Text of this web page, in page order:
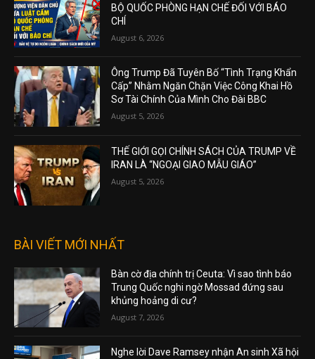
BỘ QUỐC PHÒNG HẠN CHẾ ĐỐI VỚI BÁO
CHÍ
August 6, 2026
Ông Trump Đã Tuyên Bố “Tình Trạng Khẩn
Cấp” Nhằm Ngăn Chặn Việc Công Khai Hồ
Sơ Tài Chính Của Mình Cho Đài BBC
August 5, 2026
THẾ GIỚI GỌI CHÍNH SÁCH CỦA TRUMP VỀ
IRAN LÀ “NGOẠI GIAO MẪU GIÁO”
August 5, 2026
BÀI VIẾT MỚI NHẤT
Bàn cờ địa chính trị Ceuta: Vì sao tình báo
Trung Quốc nghi ngờ Mossad đứng sau
khủng hoảng di cư?
August 7, 2026
Nghe lời Dave Ramsey nhận An sinh Xã hội